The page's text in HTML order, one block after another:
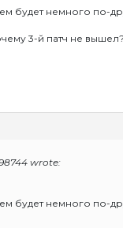
будет немного по-
3-й патч не
wrote:
будет немного по-